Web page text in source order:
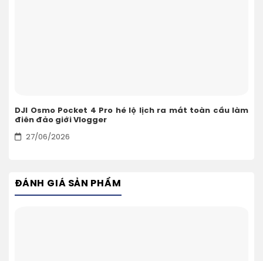
DJI Osmo Pocket 4 Pro hé lộ lịch ra mắt toàn cầu làm
điên đảo giới Vlogger
27/06/2026
ĐÁNH GIÁ SẢN PHẨM